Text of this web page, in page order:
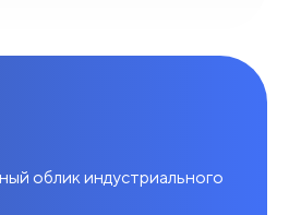
облик индустриального